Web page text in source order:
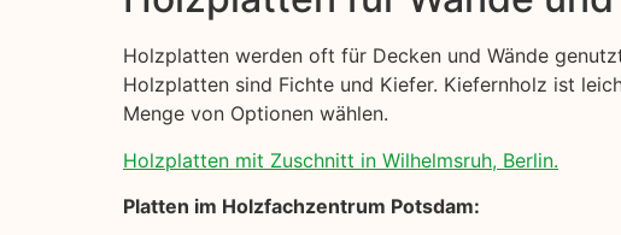
Holzplatten werden oft für Decken und Wände
Holzplatten sind Fichte und Kiefer. Kiefernholz ist
Menge von Optionen wählen.
Holzplatten mit Zuschnitt in Wilhelmsruh, Berlin.
Platten im Holzfachzentrum Potsdam: